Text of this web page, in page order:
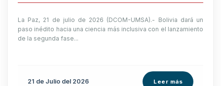
La Paz, 21 de julio de 2026 (DCOM-UMSA).- Bolivia dará un
paso inédito hacia una ciencia más inclusiva con el lanzamiento
de la segunda fase...
21 de Julio del 2026 Leer más